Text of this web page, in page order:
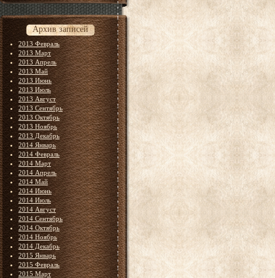
Архив записей
2013 Февраль
2013 Март
2013 Апрель
2013 Май
2013 Июнь
2013 Июль
2013 Август
2013 Сентябрь
2013 Октябрь
2013 Ноябрь
2013 Декабрь
2014 Январь
2014 Февраль
2014 Март
2014 Апрель
2014 Май
2014 Июнь
2014 Июль
2014 Август
2014 Сентябрь
2014 Октябрь
2014 Ноябрь
2014 Декабрь
2015 Январь
2015 Февраль
2015 Март